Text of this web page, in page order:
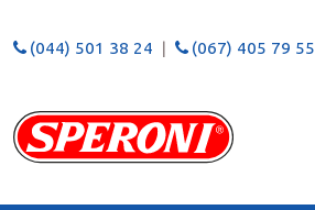
(044) 501 38 24 (067) 405 79 55